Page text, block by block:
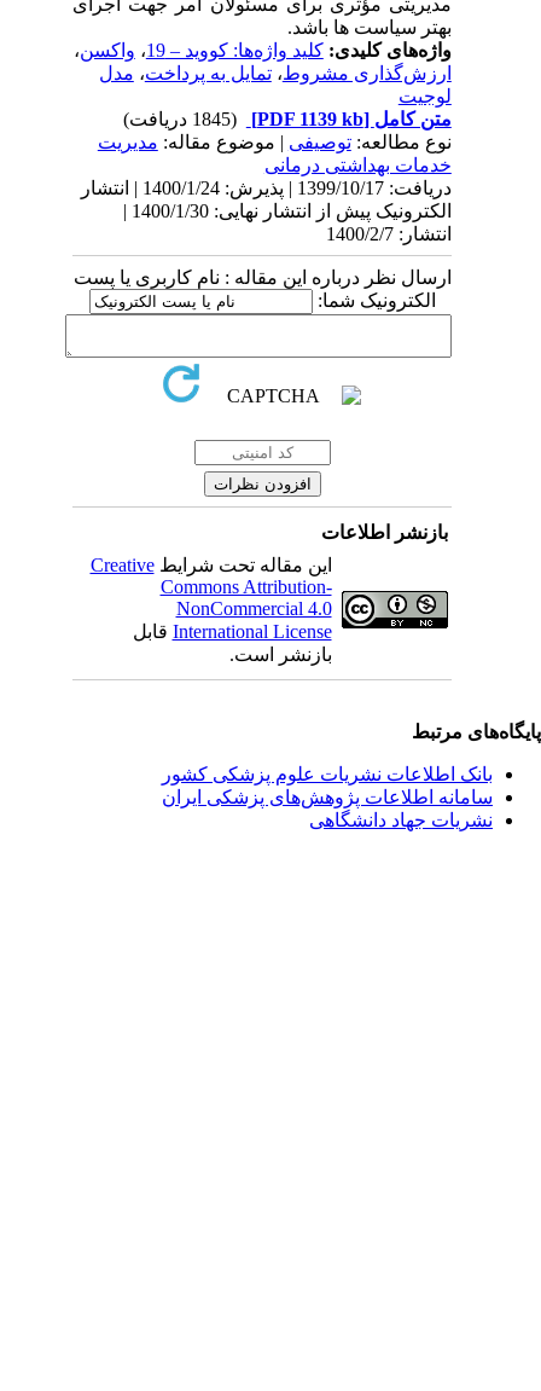
مدیریتی مؤثری برای مسئولان امر جهت اجرای
بهتر سیاست ها باشد.
واژه‌های کلیدی:کلید واژه‌ها: کووید – 19 ،واکسن،
ارزش‌گذاری مشروط،تمایل به پرداخت،مدل
لوجیت
متن کامل[PDF 1139 kb]
نوع مطالعه:توصیفی| موضوع مقاله:مدیریت
خدمات بهداشتی درمانی
دریافت: 1399/10/17 | پذیرش: 1400/1/24 | انتشار
الکترونیک پیش از انتشار نهایی: 1400/1/30 |
انتشار: 1400/2/7
ارسال نظر درباره این مقاله : نام کاربری یا پست
الکترونیک شما:
بازنشر اطلاعات
این مقاله تحت شرایطCreative
Commons Attribution-
NonCommercial 4.0
International Licenseقابل
بازنشر است.
مرتبط
بانک اطلاعات نشریات علوم پزشکی کشور
سامانه اطلاعات پژوهش‌های پزشکی ایران
نشریات جهاد دانشگاهی